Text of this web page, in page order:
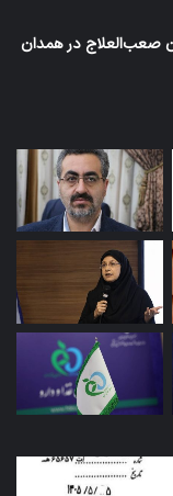
صعب‌العلاج در همدان
کاروان
اربعین